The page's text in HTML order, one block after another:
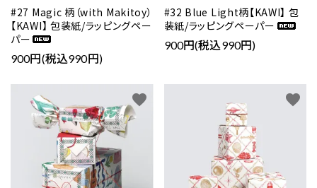
#27 Magic 柄（with Makitoy）
【KAWI】 包装紙/ラッピングペー
パー
900円(税込990円)
#32 Blue Light柄【KAWI】 包
装紙/ラッピングペーパー
900円(税込990円)
favorite favorite